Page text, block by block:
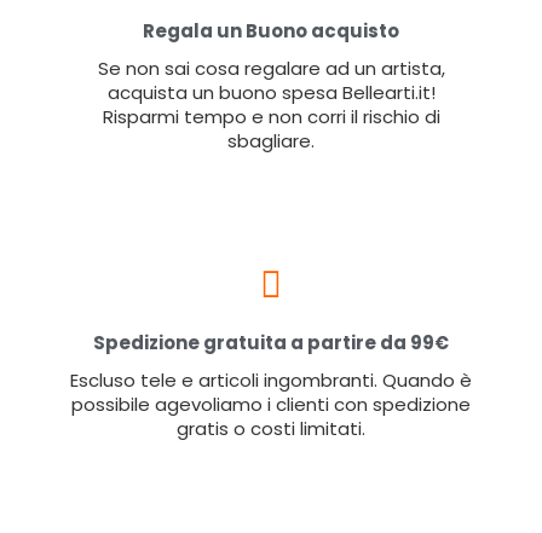
Regala un Buono acquisto
Se non sai cosa regalare ad un artista,
acquista un buono spesa Bellearti.it!
Risparmi tempo e non corri il rischio di
sbagliare.
Spedizione gratuita a partire da 99€
Escluso tele e articoli ingombranti. Quando è
possibile agevoliamo i clienti con spedizione
gratis o costi limitati.